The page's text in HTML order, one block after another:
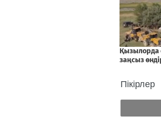
Пікірлер